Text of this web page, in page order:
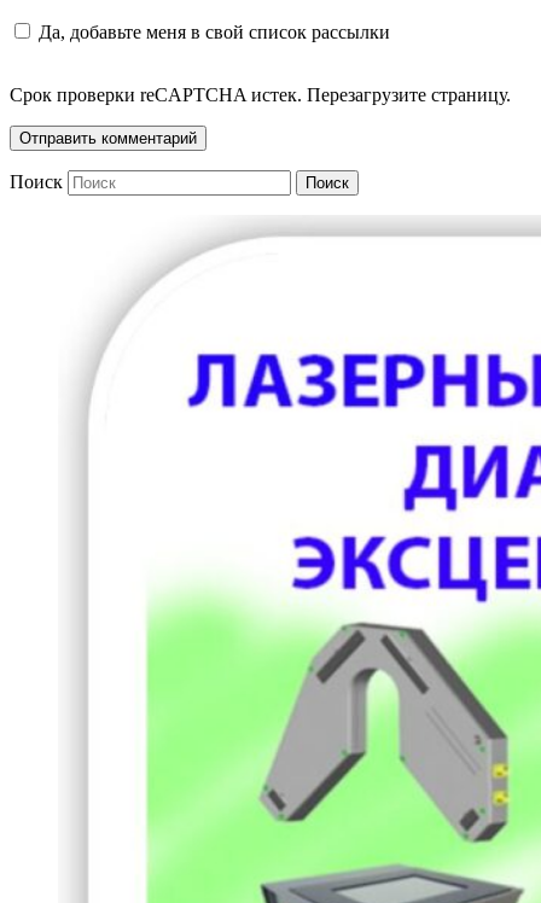
Да, добавьте меня в свой список рассылки
Срок проверки reCAPTCHA истек. Перезагрузите страницу.
Поиск